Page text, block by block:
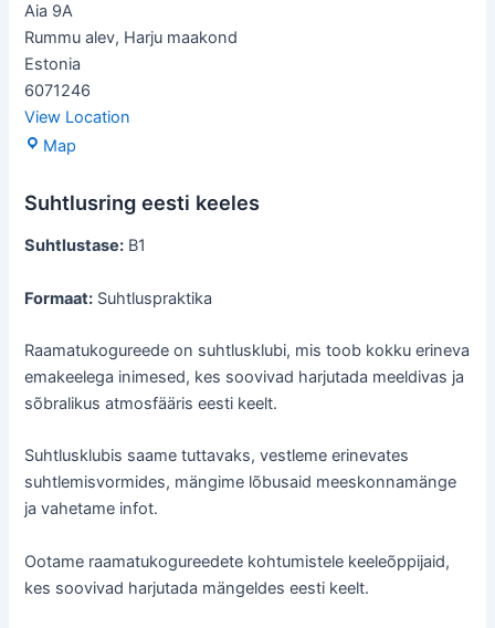
Aia 9A
Rummu alev, Harju maakond
Estonia
6071246
View Location
Map
Suhtlusring eesti keeles
Suhtlustase: B1
Formaat: Suhtluspraktika
Raamatukogureede on suhtlusklubi, mis toob kokku erineva
emakeelega inimesed, kes soovivad harjutada meeldivas ja
sõbralikus atmosfääris eesti keelt.
Suhtlusklubis saame tuttavaks, vestleme erinevates
suhtlemisvormides, mängime lõbusaid meeskonnamänge
ja vahetame infot.
Ootame raamatukogureedete kohtumistele keeleõppijaid,
kes soovivad harjutada mängeldes eesti keelt.